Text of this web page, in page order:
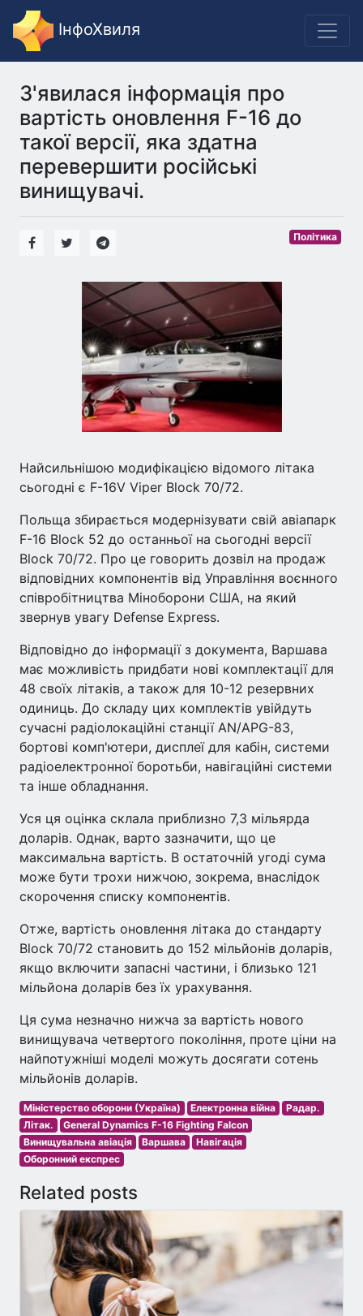
ІнфоХвиля
З'явилася інформація про
вартість оновлення F-16 до
такої версії, яка здатна
перевершити російські
винищувачі.
Політика
Найсильнішою модифікацією відомого літака
сьогодні є F-16V Viper Block 70/72.
Польща збирається модернізувати свій авіапарк
F-16 Block 52 до останньої на сьогодні версії
Block 70/72. Про це говорить дозвіл на продаж
відповідних компонентів від Управління воєнного
співробітництва Міноборони США, на який
звернув увагу Defense Express.
Відповідно до інформації з документа, Варшава
має можливість придбати нові комплектації для
48 своїх літаків, а також для 10-12 резервних
одиниць. До складу цих комплектів увійдуть
сучасні радіолокаційні станції AN/APG-83,
бортові комп'ютери, дисплеї для кабін, системи
радіоелектронної боротьби, навігаційні системи
та інше обладнання.
Уся ця оцінка склала приблизно 7,3 мільярда
доларів. Однак, варто зазначити, що це
максимальна вартість. В остаточній угоді сума
може бути трохи нижчою, зокрема, внаслідок
скорочення списку компонентів.
Отже, вартість оновлення літака до стандарту
Block 70/72 становить до 152 мільйонів доларів,
якщо включити запасні частини, і близько 121
мільйона доларів без їх урахування.
Ця сума незначно нижча за вартість нового
винищувача четвертого покоління, проте ціни на
найпотужніші моделі можуть досягати сотень
мільйонів доларів.
Міністерство оборони (Україна) Електронна війна
Радар.
Літак.
General Dynamics F-16 Fighting Falcon
Винищувальна авіація
Варшава
Навігація
Оборонний експрес
Related posts